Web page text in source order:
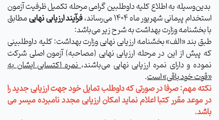
بدین‌وسیله به اطلاع کلیه داوطلبین گرامی مرحله تکمیل ظرفیت آزمون
استخدام پیمانی شهریور ماه ۱۴۰۴ می‌رساند،
فرآیند ارزیابی نهایی مطابق
با بخشنامه وزارت بهداشت به شرح زیر می‌باشد:
طبق بند «الف» بخشنامه ارزیابی نهایی وزارت بهداشت: کلیه داوطلبینی
که پیش از این در مرحله ارزیابی نهایی (مصاحبه) آزمون اصلی شرکت
نموده و دارای نمره ارزیابی نهایی می‌باشند،نمره اکتسابی ایشان به
«قوت خود باقی» است.
نکته مهم: صرفا در صورتی که داوطلب تمایل خود جهت ارزیابی جدید را
در موعد مقرر کتبا اعلام نماید امکان ارزیابی مجدد نامبرده میسر می
باشد.